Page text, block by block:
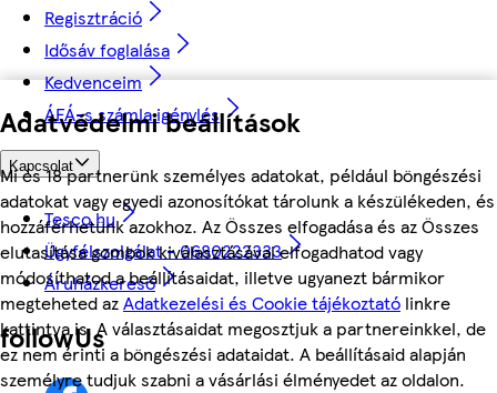
Adatvédelmi beállítások
Mi és 18 partnerünk személyes adatokat, például böngészési
adatokat vagy egyedi azonosítókat tárolunk a készülékeden, és
hozzáférhetünk azokhoz. Az Összes elfogadása és az Összes
elutasítása gombok kiválasztásával elfogadhatod vagy
módosíthatod a beállításaidat, illetve ugyanezt bármikor
megteheted azAdatkezelési és Cookie tájékoztató linkre
kattintva is. A választásaidat megosztjuk a partnereinkkel, de
ez nem érinti a böngészési adataidat. A beállításaid alapján
személyre tudjuk szabni a vásárlási élményedet az oldalon.
Regisztráció
Idősáv foglalása
Kedvenceim
ÁFÁ-s számla igénylés
Kapcsolat
Tesco.hu
Ügyfélszolgálat - 0680222333
Áruházkereső
followUs